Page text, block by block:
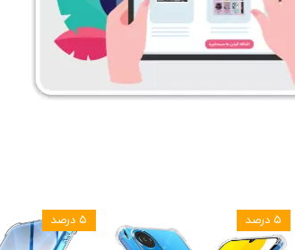
۵ درصد ۵ درصد